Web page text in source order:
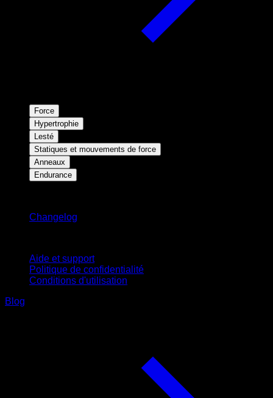
Force
Hypertrophie
Lesté
Statiques et mouvements de force
Anneaux
Endurance
Changelog
Aide et support
Politique de confidentialité
Conditions d'utilisation
Blog